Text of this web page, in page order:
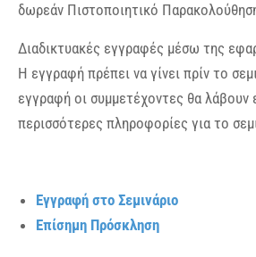
δωρεάν Πιστοποιητικό
Διαδικτυακές εγγραφές μέσω της
Η εγγραφή πρέπει να γίνει πρίν το
εγγραφή οι συμμετέχοντες θα λάβουν
περισσότερες πληροφορίες για το
Εγγραφή στο Σεμινάριο
Επίσημη Πρόσκληση